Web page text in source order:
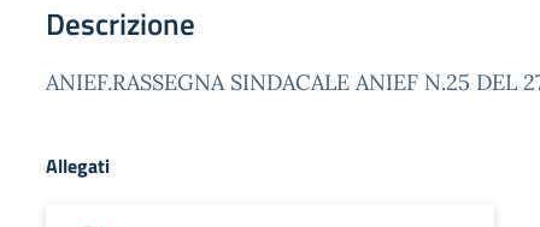
Descrizione
ANIEF.RASSEGNA SINDACALE ANIEF N.25 DEL
Allegati